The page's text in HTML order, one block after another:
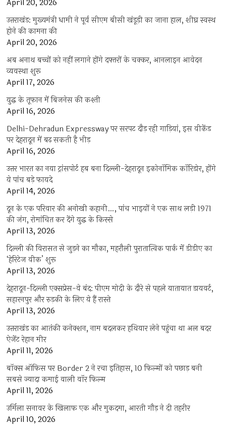
April 20, 2026
उत्तराखंड: मुख्यमंत्री धामी ने पूर्व सीएम बीसी खंडूड़ी का जाना हाल, शीघ्र स्वस्थ
होने की कामना की
April 20, 2026
अब अनाथ बच्चों को नहीं लगाने होंगे दफ्तरों के चक्कर, आनलाइन आवेदन
व्यवस्था शुरू
April 17, 2026
युद्ध के तूफान में बिजनेस की कश्ती
April 16, 2026
Delhi-Dehradun Expressway पर सरपट दौड़ रही गाड़ियां, इस वीकेंड
पर देहरादून में बढ़ सकती है भीड़
April 16, 2026
उत्तर भारत का नया ट्रांसपोर्ट हब बना दिल्ली-देहरादून इकोनॉमिक कॉरिडोर, होंगे
ये पांच बड़े फायदे
April 14, 2026
दून के एक परिवार की अनोखी कहानी…, पांच भाइयों ने एक साथ लड़ी 1971
की जंग, रोमांचित कर देंगे युद्ध के किस्से
April 13, 2026
दिल्ली की विरासत से जुड़ने का मौका, महरौली पुरातात्विक पार्क में डीडीए का
‘हेरिटेज वीक’ शुरू
April 13, 2026
देहरादून-दिल्ली एक्सप्रेस-वे बंद: पीएम मोदी के दौरे से पहले यातायात डायवर्ट,
सहारनपुर और रुड़की के लिए ये हैं रास्ते
April 13, 2026
उत्तराखंड का आतंकी कनेक्शन, नाम बदलकर हथियार लेने पहुंचा था अल बदर
ऐजेंट रेहान मीर
April 11, 2026
बॉक्स ऑफिस पर Border 2 ने रचा इतिहास, 10 फिल्मों को पछाड़ बनी
सबसे ज्यादा कमाई वाली वॉर फिल्म
April 11, 2026
उर्मिला सनावर के खिलाफ एक और मुकदमा, आरती गौड़ ने दी तहरीर
April 10, 2026